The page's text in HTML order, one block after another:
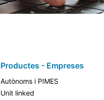
Productes - Empreses
Autònoms i PIMES
Unit linked